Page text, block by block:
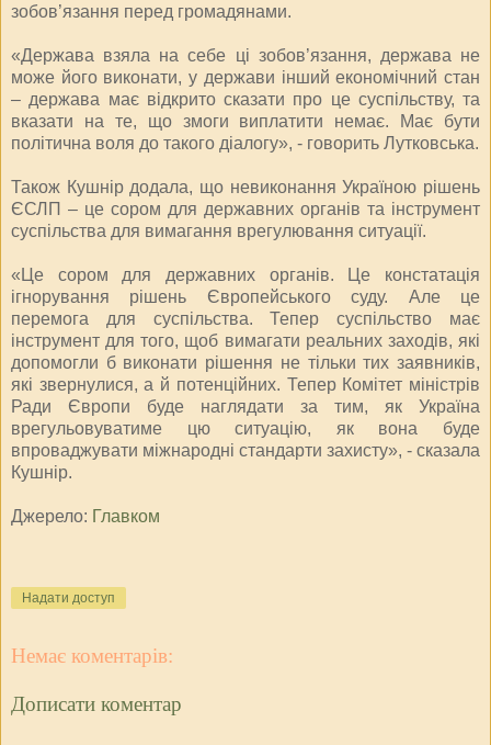
зобов’язання перед громадянами.
«Держава взяла на себе ці зобов’язання, держава не
може його виконати, у держави інший економічний стан
– держава має відкрито сказати про це суспільству, та
вказати на те, що змоги виплатити немає. Має бути
політична воля до такого діалогу», - говорить Лутковська.
Також Кушнір додала, що невиконання Україною рішень
ЄСЛП – це сором для державних органів та інструмент
суспільства для вимагання врегулювання ситуації.
«Це сором для державних органів. Це констатація
ігнорування рішень Європейського суду. Але це
перемога для суспільства. Тепер суспільство має
інструмент для того, щоб вимагати реальних заходів, які
допомогли б виконати рішення не тільки тих заявників,
які звернулися, а й потенційних. Тепер Комітет міністрів
Ради Європи буде наглядати за тим, як Україна
врегульовуватиме цю ситуацію, як вона буде
впроваджувати міжнародні стандарти захисту», - сказала
Кушнір.
Джерело: Главком
Надати доступ
Немає коментарів:
Дописати коментар